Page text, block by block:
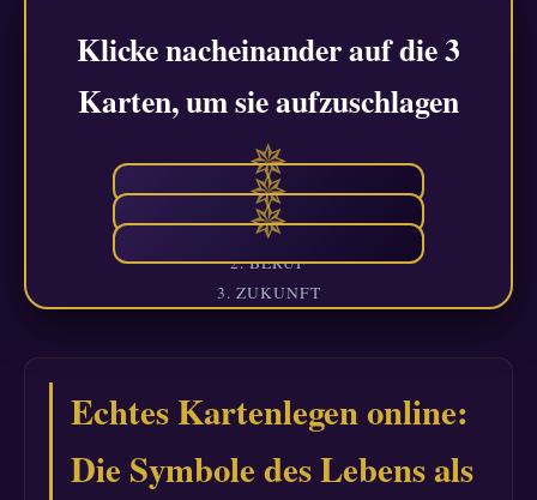
Klicke nacheinander auf die 3
Karten, um sie aufzuschlagen
✵
1. LIEBE
Die Liebenden
♥
✵
2. BERUF
Der Herrscher
✵
3. ZUKUNFT
Das Schicksalsrad
Bedeutung wird geladen...
⚙
Echtes Kartenlegen online:
Die Symbole des Lebens als